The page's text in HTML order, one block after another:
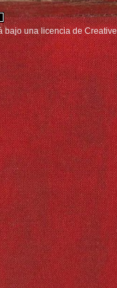
bajo unalicencia de